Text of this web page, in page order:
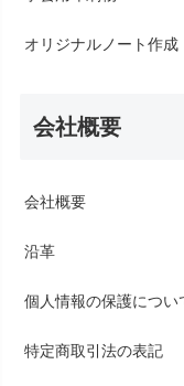
オリジナルノート作成
会社概要
会社概要
沿革
個人情報の保護につい
特定商取引法の表記